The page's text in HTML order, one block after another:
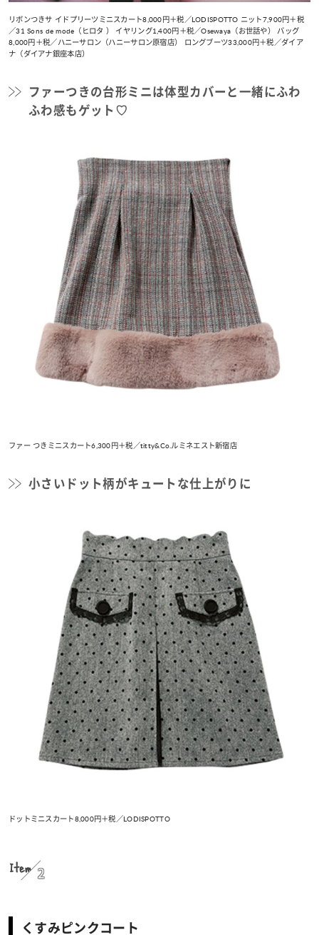
リボンつきサ イドプリーツミニスカート8,000円＋税／LODISPOTTO ニット7,900円＋税
／31 Sons de mode（ヒロタ ） イヤリング1,400円＋税／Osewaya（お世話や） バッグ
8,000円＋税／ハニーサロン（ハニーサロン原宿店） ロングブーツ33,000円＋税／ダイア
ナ（ダイアナ銀座本店）
ファーつきの台形ミニは体型カバーと一緒にふわ
ふわ感もゲット♡
ファー つきミニスカート6,300円＋税／titty&Co.ルミネエスト新宿店
小さいドット柄がキュートな仕上がりに
ドットミニスカート8,000円＋税／LODISPOTTO
Item 2
くすみピンクコート